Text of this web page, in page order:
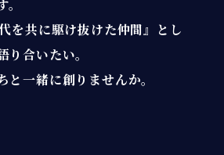
を共に駆け抜けた仲間』とし
合いたい。
と一緒に創りませんか。